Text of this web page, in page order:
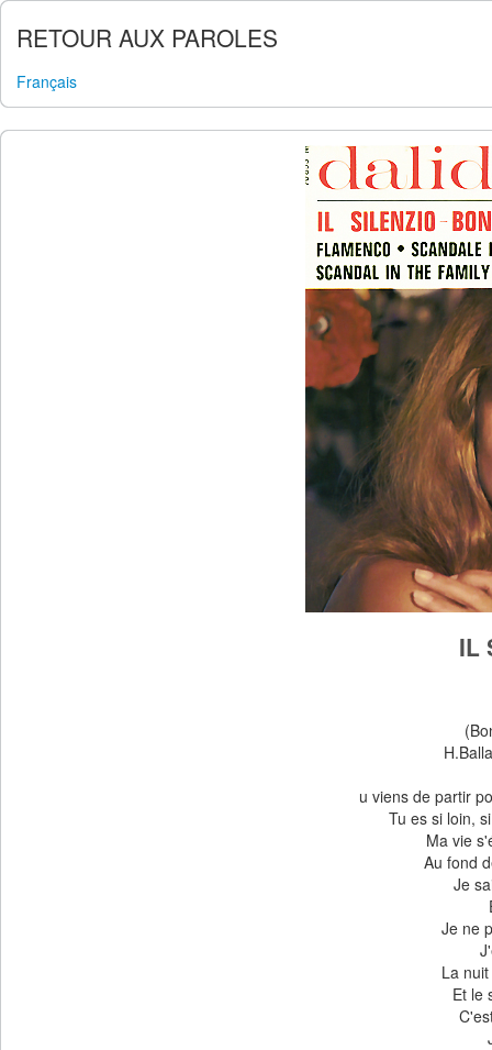
RETOUR AUX PAROLES
Français
IL
u viens de partir
Tu es si loin,
Ma vie
Au fond
Je
Je ne
La
Et le